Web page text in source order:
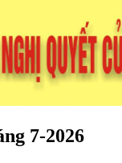
7-2026